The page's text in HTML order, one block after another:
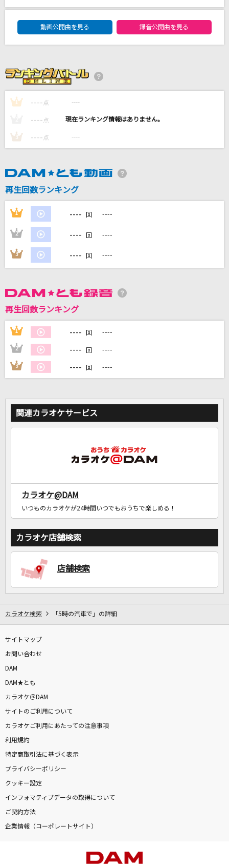
FUNKY MONKEY BABYS
キュートなカノジョ feat.可不(KAFU)
syudou
怪獣
サカナクション
DAMの新曲・ランキングなど
カラオケをもっと楽しもう！
DAM★ともボーカルエントリーランキング
動画公開曲を見る
録音公開曲を見る
1 ---- 点 ----
---- 点 ----
3 ---- 点 ----
再生回数ランキング
1 ---- 回 ----
2 ---- 回 ----
3 ---- 回 ----
再生回数ランキング
1 ---- 回 ----
2 ---- 回 ----
3 ---- 回 ----
関連カラオケサービス
カラオケ@DAM
いつものカラオケが24時間いつでもおうちで楽しめる！
カラオケ店舗検索
店舗検索
カラオケ検索 「5時の汽車で」の詳細
サイトマップ
お問い合わせ
DAM
DAM★とも
カラオケ＠DAM
サイトのご利用について
カラオケご利用にあたっての注意事項
利用規約
特定商取引法に基づく表示
プライバシーポリシー
クッキー設定
インフォマティブデータの取得について
ご契約方法
企業情報（コーポレートサイト）